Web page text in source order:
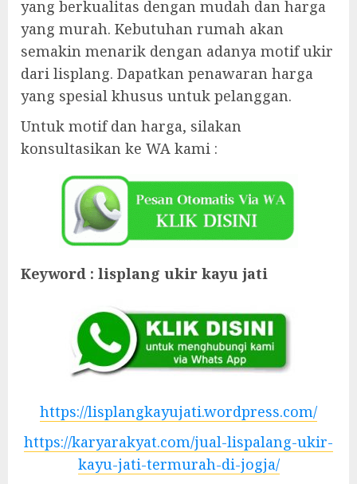
yang berkualitas dengan mudah dan harga
yang murah. Kebutuhan rumah akan
semakin menarik dengan adanya motif ukir
dari lisplang. Dapatkan penawaran harga
yang spesial khusus untuk pelanggan.
Untuk motif dan harga, silakan
konsultasikan ke WA kami :
Keyword : lisplang ukir kayu jati
https://lisplangkayujati.wordpress.com/
https://karyarakyat.com/jual-lispalang-ukir-
kayu-jati-termurah-di-jogja/